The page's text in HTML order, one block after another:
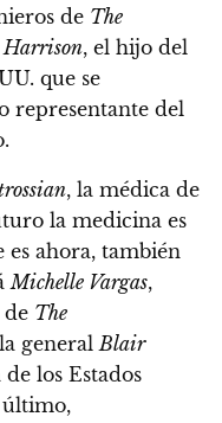
de The
Harrison, el hijo del
que se
representante del
, la médica de
la medicina es
es ahora, también
Michelle Vargas,
de The
generalBlair
los Estados
último,